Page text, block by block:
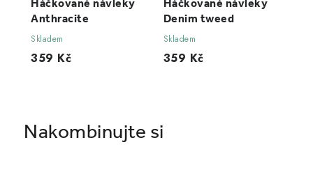
Háčkované návleky
Anthracite
Skladem
359 Kč
Háčkované návleky
Denim tweed
Skladem
359 Kč